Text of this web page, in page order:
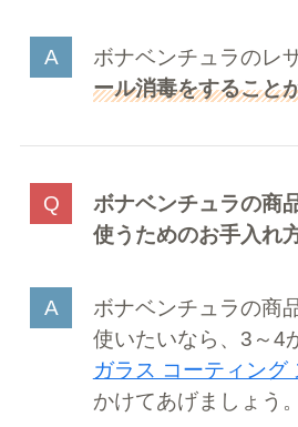
ボナベンチュラのレ
ール消毒をすること
ボナベンチュラの商
使うためのお手入れ
ボナベンチュラの商
使いたいなら、3～4
ガラス コーティング
かけてあげましょう。